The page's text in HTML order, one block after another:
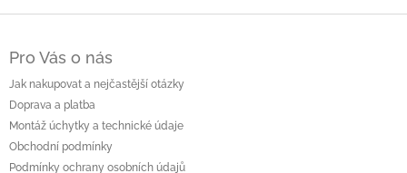
Pro Vás o nás
Jak nakupovat a nejčastější otázky
Doprava a platba
Montáž úchytky a technické údaje
Obchodní podmínky
Podmínky ochrany osobních údajů